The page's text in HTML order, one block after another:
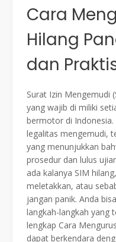
Cara
Hilang
dan
Surat Izin Mengemudi
yang wajib di miliki
bermotor di Indonesia.
legalitas mengemudi,
yang menunjukkan
prosedur dan lulus
ada kalanya SIM
meletakkan, atau
jangan panik. Anda
langkah-langkah yang
lengkap Cara
dapat berkendara